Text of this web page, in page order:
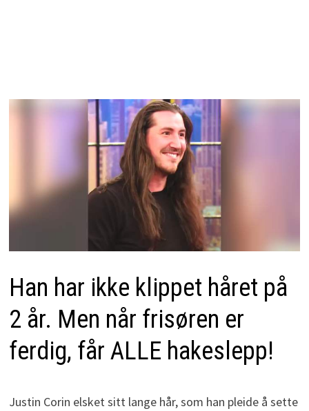
Han har ikke klippet håret på
2 år. Men når frisøren er
ferdig, får ALLE hakeslepp!
Justin Corin elsket sitt lange hår, som han pleide å sette